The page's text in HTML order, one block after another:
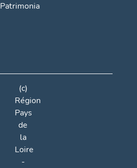
Patrimonia
(c)
Région
Pays
de
la
Loire
-